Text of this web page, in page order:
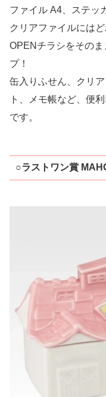
ファイル A4、ステッ
クリアファイルには
OPENチラシをその
プ！
缶入りふせん、クリ
ト、メモ帳など、便
です。
○ラストワン賞